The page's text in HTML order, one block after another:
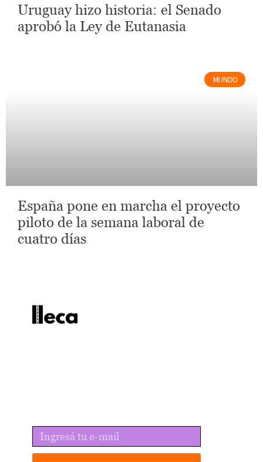
Uruguay hizo historia: el Senado
aprobó la Ley de Eutanasia
MUNDO
España pone en marcha el proyecto
piloto de la semana laboral de
cuatro días